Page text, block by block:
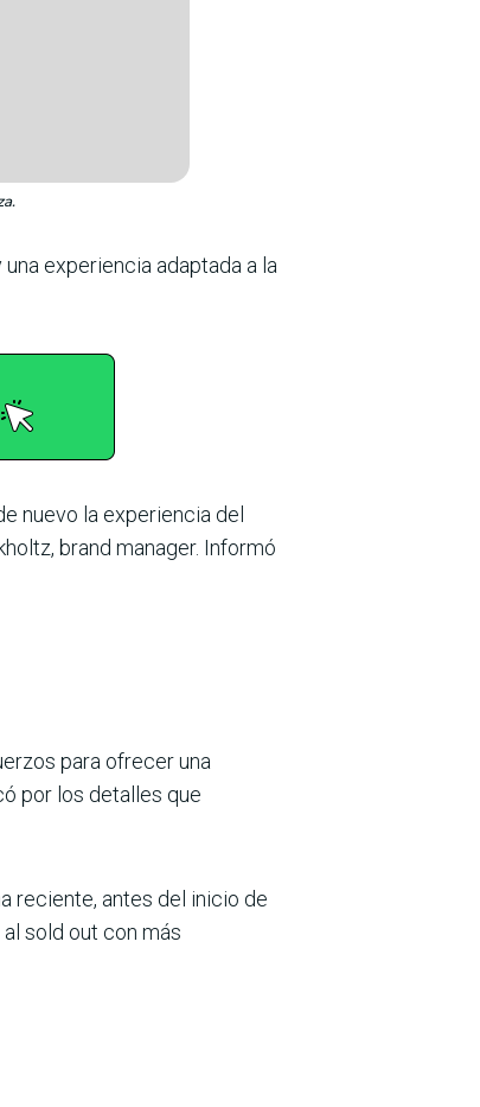
experiencia adaptada a la
nuevo la experiencia del
brand manager. Informó
para ofrecer una
por los detalles que
reciente, antes del inicio de
sold out con más